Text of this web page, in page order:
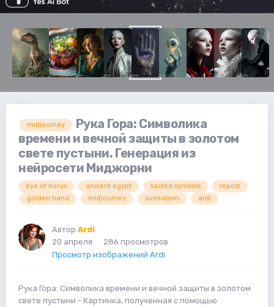
midjourney
Рука Гора: Символика
времени и вечной защиты в золотом
свете пустыни. Генерация из
нейросети Миджорни
eye of horus ancient egypt sacred symbols
repost
golden hand
midjourney surrealism ardi
Автор Ardi
20 апреля
286 просмотров
Просмотр изображений Ardi
Рука Гора: Символика времени и вечной защиты в золотом
свете пустыни - Картинка, полученная с помощью